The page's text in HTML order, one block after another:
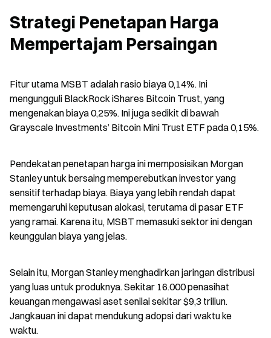
Strategi Penetapan Harga
Mempertajam Persaingan
Fitur utama MSBT adalah rasio biaya 0,14%. Ini
mengungguli BlackRock iShares Bitcoin Trust, yang
mengenakan biaya 0,25%. Ini juga sedikit di bawah
Grayscale Investments’ Bitcoin Mini Trust ETF pada 0,15%.
Pendekatan penetapan harga ini memposisikan Morgan
Stanley untuk bersaing memperebutkan investor yang
sensitif terhadap biaya. Biaya yang lebih rendah dapat
memengaruhi keputusan alokasi, terutama di pasar ETF
yang ramai. Karena itu, MSBT memasuki sektor ini dengan
keunggulan biaya yang jelas.
Selain itu, Morgan Stanley menghadirkan jaringan distribusi
yang luas untuk produknya. Sekitar 16.000 penasihat
keuangan mengawasi aset senilai sekitar $9,3 triliun.
Jangkauan ini dapat mendukung adopsi dari waktu ke
waktu.